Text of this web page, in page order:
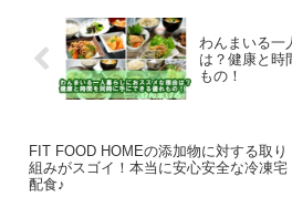
わんまいる一
は？健康と時
もの！
FIT FOOD HOMEの添加物に対する取り
組みがスゴイ！本当に安心安全な冷凍宅
配食♪